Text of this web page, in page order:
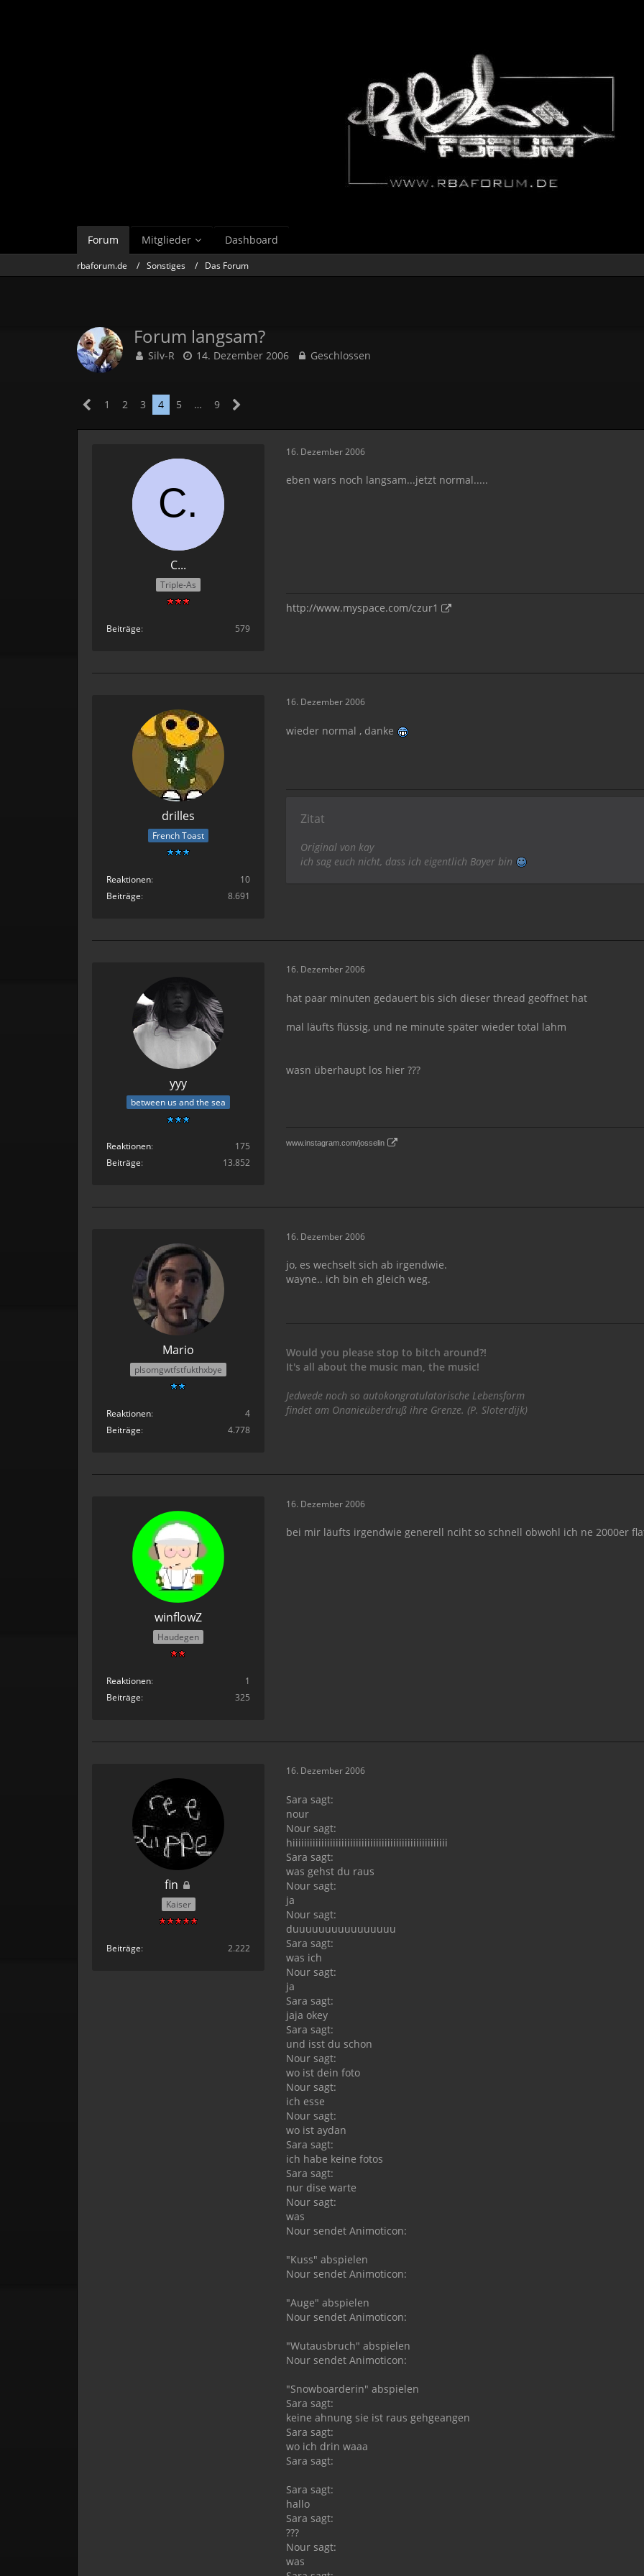
Forum Mitglieder Dashboard
rbaforum.de Sonstiges Das Forum
Forum langsam?
Silv-R 14. Dezember 2006 Geschlossen
1 2 3 4 5 … 9
C...
Triple-As
Beiträge 579
16. Dezember 2006
eben wars noch langsam...jetzt normal.....
http://www.myspace.com/czur1
drilles
French Toast
Reaktionen
10
Beiträge
8.691
16. Dezember 2006
wieder normal , danke
Zitat
Original von kay
ich sag euch nicht, dass ich eigentlich Bayer bin
yyy
between us and the sea
Reaktionen
175
Beiträge
13.852
16. Dezember 2006
hat paar minuten gedauert bis sich dieser thread geöffnet hat
mal läufts flüssig, und ne minute später wieder total lahm
wasn überhaupt los hier ???
www.instagram.com/josselin
Mario
plsomgwtfstfukthxbye
Reaktionen
4
Beiträge
4.778
16. Dezember 2006
jo, es wechselt sich ab irgendwie.
wayne.. ich bin eh gleich weg.
Would you please stop to bitch around?!
It's all about the music man, the music!
Jedwede noch so autokongratulatorische Lebensform
findet am Onanieüberdruß ihre Grenze. (P. Sloterdijk)
winflowZ
Haudegen
Reaktionen
1
Beiträge
325
16. Dezember 2006
bei mir läufts irgendwie generell nciht so schnell obwohl ich ne 2000er
fin
Kaiser
Beiträge 2.222
16. Dezember 2006
Sara sagt:
nour
Nour sagt:
hiiiiiiiiiiiiiiiiiiiiiiiiiiiiiiiiiiiiiiiiiiiiiiiiiiiiii
Sara sagt:
was gehst du raus
Nour sagt:
ja
Nour sagt:
duuuuuuuuuuuuuuuu
Sara sagt:
was ich
Nour sagt:
ja
Sara sagt:
jaja okey
Sara sagt:
und isst du schon
Nour sagt:
wo ist dein foto
Nour sagt:
ich esse
Nour sagt:
wo ist aydan
Sara sagt:
ich habe keine fotos
Sara sagt:
nur dise warte
Nour sagt:
was
Nour sendet Animoticon:
"Kuss" abspielen
Nour sendet Animoticon:
"Auge" abspielen
Nour sendet Animoticon:
"Wutausbruch" abspielen
Nour sendet Animoticon:
"Snowboarderin" abspielen
Sara sagt:
keine ahnung sie ist raus gehgeangen
Sara sagt:
wo ich drin waaa
Sara sagt:
Sara sagt:
hallo
Sara sagt:
???
Nour sagt:
was